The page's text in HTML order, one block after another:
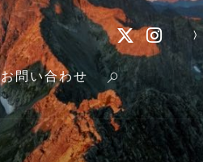
お問い合わせ